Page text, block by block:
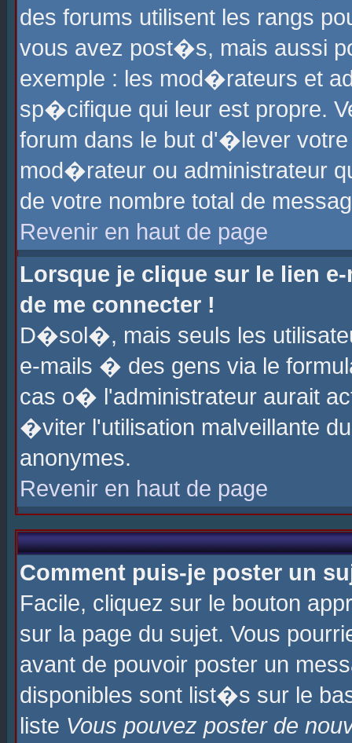
des forums utilisent les rangs
vous avez post�s, mais aussi
exemple : les mod�rateurs et
sp�cifique qui leur est propre.
forum dans le but d'�lever
mod�rateur ou administrateur
de votre nombre total de
Revenir en haut de page
Lorsque je clique sur le lien
de me connecter !
D�sol�, mais seuls les
e-mails � des gens via le
cas o� l'administrateur aurait
�viter l'utilisation malveillante
anonymes.
Revenir en haut de page
Comment puis-je poster un
Facile, cliquez sur le bouton
sur la page du sujet. Vous
avant de pouvoir poster un
disponibles sont list�s sur le
liste Vous pouvez poster de